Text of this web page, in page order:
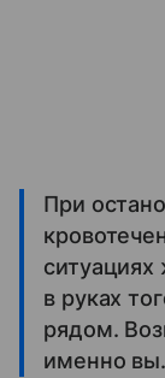
При
ситуациях
в руках
рядом.
именно вы.